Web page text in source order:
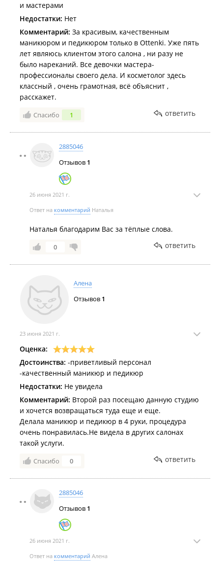
и мастерами
Недостатки: Нет
Комментарий: За красивым, качественным
маникюром и педикюром только в Ottenki. Уже пять
лет являюсь клиентом этого салона , ни разу не
было нареканий. Все девочки мастера-
профессионалы своего дела. И косметолог здесь
классный , очень грамотная, всё объяснит ,
расскажет.
Спасибо 1 ответить
2885046
Отзывов 1
26 июня 2021 г.
Ответ на комментарий Наталья
Наталья благодарим Вас за тёплые слова.
0 ответить
Алена
Отзывов 1
23 июня 2021 г.
Оценка:
Достоинства: -приветливый персонал
-качественный маникюр и педикюр
Недостатки: Не увидела
Комментарий: Второй раз посещаю данную студию
и хочется возвращаться туда еще и еще.
Делала маникюр и педикюр в 4 руки, процедура
очень понравилась.Не видела в других салонах
такой услуги.
Спасибо 0 ответить
2885046
Отзывов 1
26 июня 2021 г.
Ответ на комментарий Алена